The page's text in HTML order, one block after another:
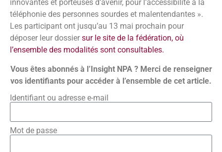
innovantes et porteuses d’avenir, pour l’accessibilité à la
téléphonie des personnes sourdes et malentendantes ».
Les participant ont jusqu’au 13 mai prochain pour
déposer leur dossier sur le site de la fédération, où
l’ensemble des modalités sont consultables.
Vous êtes abonnés à l’Insight NPA ? Merci de renseigner
vos identifiants pour accéder à l’ensemble de cet article.
Identifiant ou adresse e-mail
Mot de passe